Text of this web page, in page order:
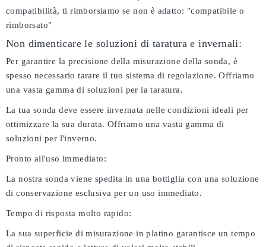
compatibilità, ti rimborsiamo se non è adatto: "compatibile o
rimborsato"
Non dimenticare le soluzioni di taratura e invernali:
Per garantire la precisione della misurazione della sonda, è
spesso necessario tarare il tuo sistema di regolazione. Offriamo
una vasta gamma di soluzioni per la taratura.
La tua sonda deve essere invernata nelle condizioni ideali per
ottimizzare la sua durata. Offriamo una vasta gamma di
soluzioni per l'inverno.
Pronto all'uso immediato:
La nostra sonda viene spedita in una bottiglia con una soluzione
di conservazione esclusiva per un uso immediato.
Tempo di risposta molto rapido:
La sua superficie di misurazione in platino garantisce un tempo